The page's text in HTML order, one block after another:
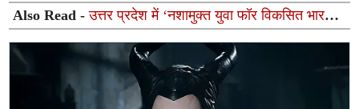
Also Read -उत्तर प्रदेश में ‘नशामुक्त युवा फॉर विकसित भारत’
संकल्प अभियान का भव्य शुभारंभ